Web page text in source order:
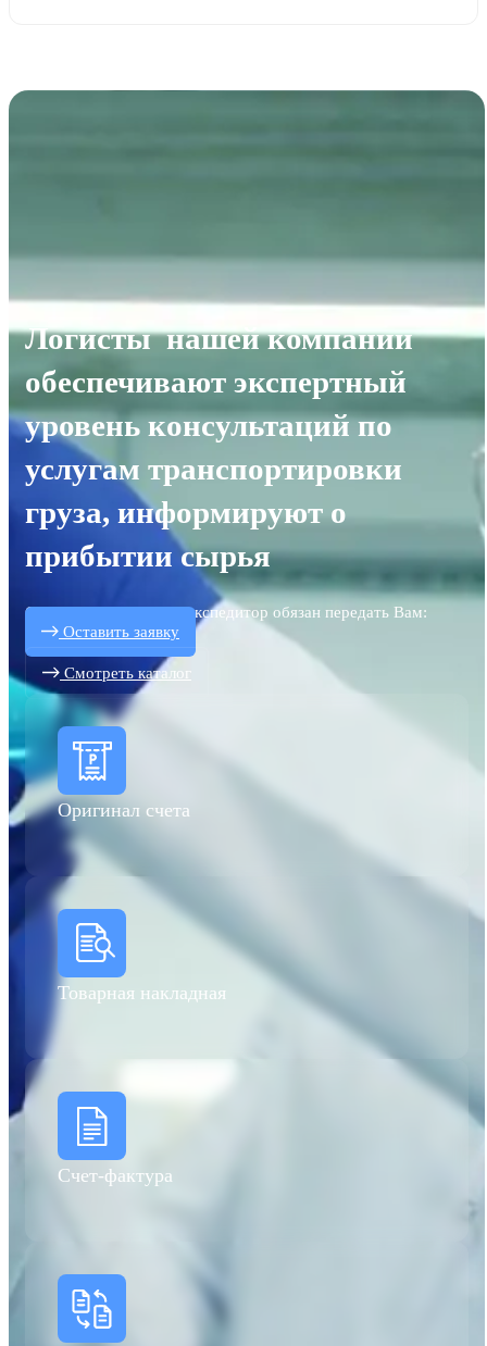
Логисты нашей компании
обеспечивают экспертный
уровень консультаций по
услугам транспортировки
груза, информируют о
прибытии сырья
Совместно с товаром, экспедитор обязан передать Вам:
Оставить заявку
Смотреть каталог
Оригинал счета
Товарная накладная
Счет-фактура